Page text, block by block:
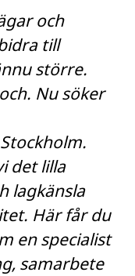
och
till
större.
Nu söker
det lilla
lagkänsla
Här får du
en specialist
samarbete